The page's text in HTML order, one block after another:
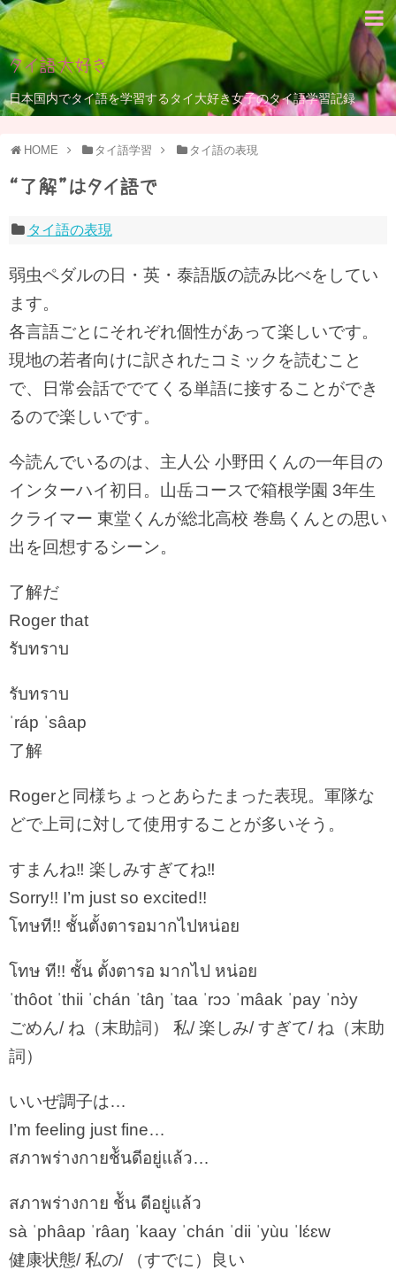
タイ語大好き
日本国内でタイ語を学習するタイ大好き女子のタイ語学習記録
HOME タイ語学習 タイ語の表現
“了解”はタイ語で
タイ語の表現
弱虫ペダルの日・英・泰語版の読み比べをしてい
ます。
各言語ごとにそれぞれ個性があって楽しいです。
現地の若者向けに訳されたコミックを読むこと
で、日常会話ででてくる単語に接することができ
るので楽しいです。
今読んでいるのは、主人公 小野田くんの一年目の
インターハイ初日。山岳コースで箱根学園 3年生
クライマー 東堂くんが総北高校 巻島くんとの思い
出を回想するシーン。
了解だ
Roger that
รับทราบ
รับทราบ
ˈráp ˈsâap
了解
Rogerと同様ちょっとあらたまった表現。軍隊な
どで上司に対して使用することが多いそう。
すまんね‼︎ 楽しみすぎてね‼︎
Sorry!! I’m just so excited!!
โทษที!! ชั้นตั้งตารอมากไปหน่อย
โทษ ที!! ชั้น ตั้งตารอ มากไป หน่อย
ˈthôot ˈthii ˈchán ˈtâŋ ˈtaa ˈrɔɔ ˈmâak ˈpay ˈnɔ̀y
ごめん/ ね（末助詞） 私/ 楽しみ/ すぎて/ ね（末助
詞）
いいぜ調子は…
I’m feeling just fine…
สภาพร่างกายช้ันดีอยู่แล้ว…
สภาพร่างกาย ช้ัน ดีอยู่แล้ว
sà ˈphâap ˈrâaŋ ˈkaay ˈchán ˈdii ˈyùu ˈlɛ́ɛw
健康状態/ 私の/ （すでに）良い